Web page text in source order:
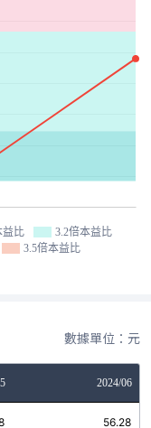
益比
3.2倍本益比
3.5倍本益比
數據單位：元
2024/06
56.28